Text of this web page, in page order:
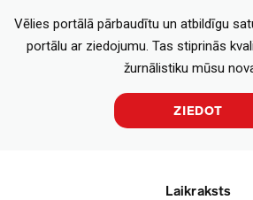
Vēlies portālā pārbaudītu un atbildīgu
portālu ar ziedojumu. Tas stiprinās
žurnālistiku mūsu
ZIEDOT
Laikraksts